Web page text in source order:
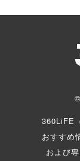
360LiFE
おすすめ
および